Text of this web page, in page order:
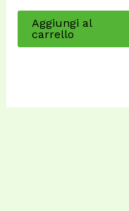
Aggiungi al
carrello